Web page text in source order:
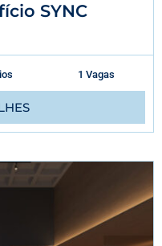
SYNC
1 Vagas